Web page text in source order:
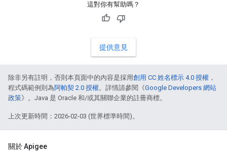
這對你有幫助嗎？
提供意見
除非另有註明，否則本頁面中的內容是採用創用 CC 姓名標示 4.0 授權 ，
程式碼範例則為阿帕契 2.0 授權。詳情請參閱《Google Developers 網站
政策》。Java 是 Oracle 和/或其關聯企業的註冊商標。
上次更新時間：2026-02-03 (世界標準時間)。
關於 Apigee